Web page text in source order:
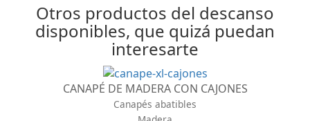
Otros productos del descanso
disponibles, que quizá puedan
interesarte
CANAPÉ DE MADERA CON CAJONES
Canapés abatibles